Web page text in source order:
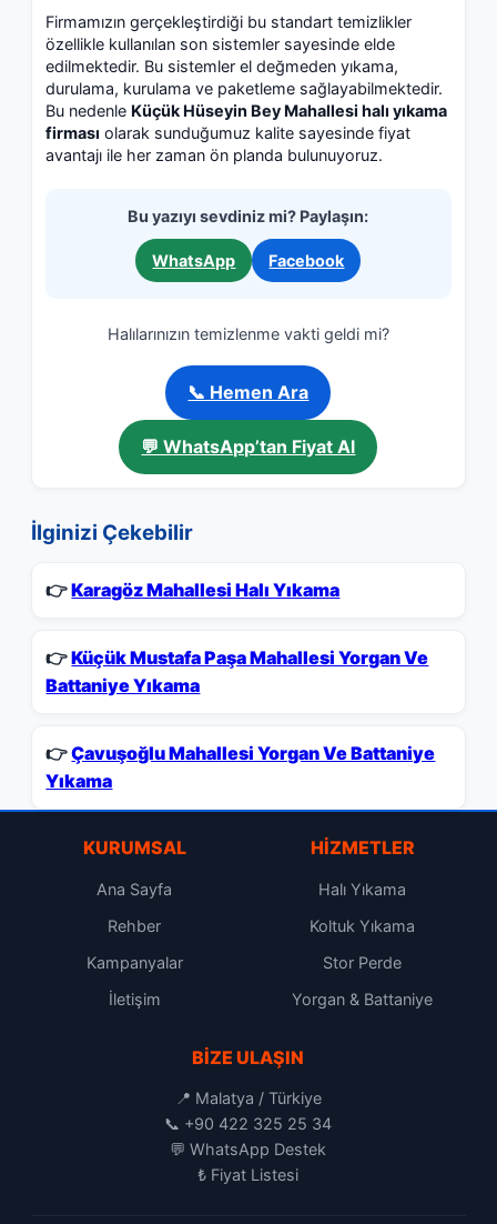
Firmamızın gerçekleştirdiği bu standart temizlikler
özellikle kullanılan son sistemler sayesinde elde
edilmektedir. Bu sistemler el değmeden yıkama,
durulama, kurulama ve paketleme sağlayabilmektedir.
Bu nedenle Küçük Hüseyin Bey Mahallesi halı yıkama
firması olarak sunduğumuz kalite sayesinde fiyat
avantajı ile her zaman ön planda bulunuyoruz.
Bu yazıyı sevdiniz mi? Paylaşın:
WhatsApp Facebook
Halılarınızın temizlenme vakti geldi mi?
📞 Hemen Ara
💬 WhatsApp’tan Fiyat Al
İlginizi Çekebilir
👉Karagöz Mahallesi Halı Yıkama
👉Küçük Mustafa Paşa Mahallesi Yorgan Ve
Battaniye Yıkama
👉Çavuşoğlu Mahallesi Yorgan Ve Battaniye
Yıkama
KURUMSAL
Ana Sayfa
Rehber
Kampanyalar
İletişim
HIZMETLER
Halı Yıkama
Koltuk Yıkama
Stor Perde
Yorgan & Battaniye
BIZE ULAŞIN
📍 Malatya / Türkiye
📞 +90 422 325 25 34
💬WhatsApp Destek
₺ Fiyat Listesi